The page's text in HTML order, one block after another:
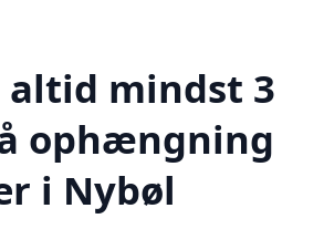
mindst 3
ophængning
i Nybøl